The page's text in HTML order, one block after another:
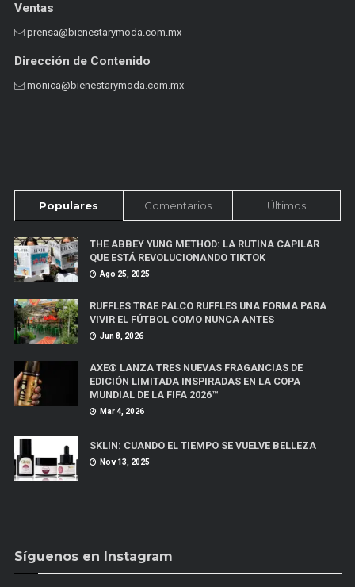
Ventas
prensa@bienestarymoda.com.mx
Dirección de Contenido
monica@bienestarymoda.com.mx
Populares Comentarios Últimos
THE ABBEY YUNG METHOD: LA RUTINA CAPILAR
QUE ESTÁ REVOLUCIONANDO TIKTOK
Ago 25, 2025
RUFFLES TRAE PALCO RUFFLES UNA FORMA PARA
VIVIR EL FÚTBOL COMO NUNCA ANTES
Jun 8, 2026
AXE® LANZA TRES NUEVAS FRAGANCIAS DE
EDICIÓN LIMITADA INSPIRADAS EN LA COPA
MUNDIAL DE LA FIFA 2026™
Mar 4, 2026
SKLIN: CUANDO EL TIEMPO SE VUELVE BELLEZA
Nov 13, 2025
Síguenos en Instagram